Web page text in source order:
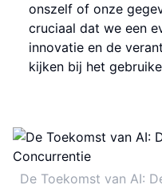
onszelf of onze
cruciaal dat we een
innovatie en de
kijken bij het
De Toekomst van AI: